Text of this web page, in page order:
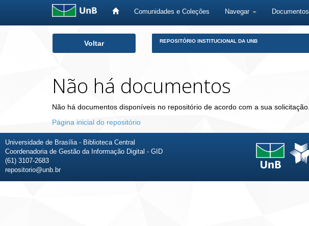
Comunidades e Coleções Navegar Documentos
Voltar REPOSITÓRIO INSTITUCIONAL DA UNB
Não há documentos
Não há documentos disponíveis no repositório de acordo com a sua solicitação.
Página inicial do repositório
Universidade de Brasília - Biblioteca Central
Coordenadoria de Gestão da Informação Digital - GID
(61) 3107-2683
repositorio@unb.br